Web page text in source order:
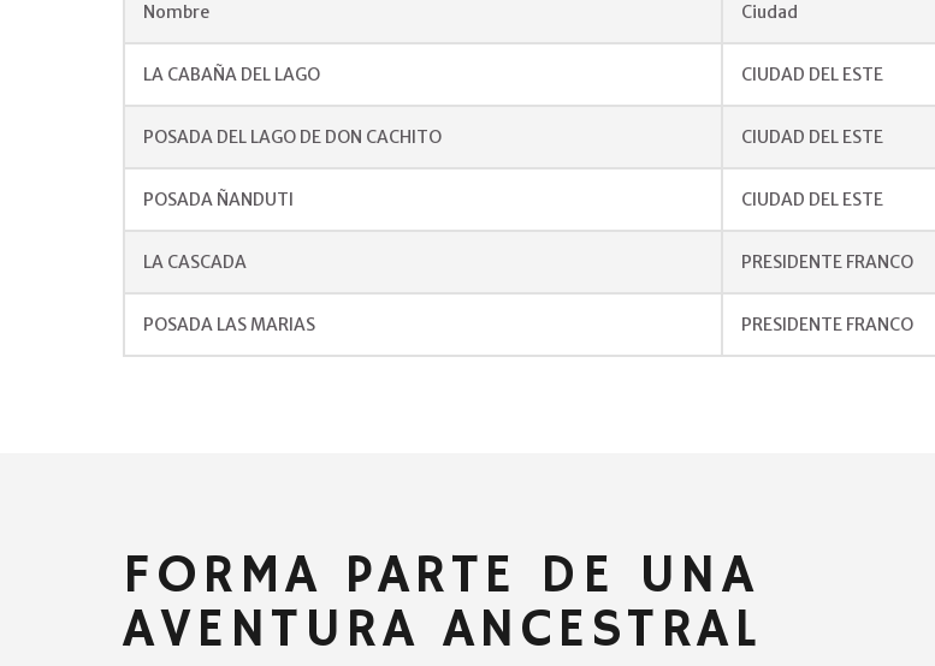
Nombre Ciudad
LA CABAÑA DEL LAGO CIUDAD DEL ESTE
POSADA DEL LAGO DE DON CACHITO CIUDAD DEL ESTE
POSADA ÑANDUTI CIUDAD DEL ESTE
LA CASCADA PRESIDENTE FRANCO
POSADA LAS MARIAS PRESIDENTE FRANCO
FORMA PARTE DE UNA
AVENTURA ANCESTRAL